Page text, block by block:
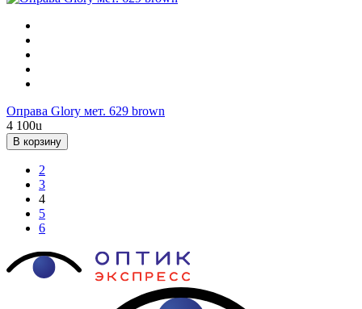
Оправа Glory мет. 629 brown
4 100u
В корзину
2
3
4
5
6